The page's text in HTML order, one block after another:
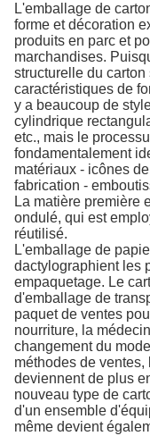
L'emballage de
forme et décoration
produits en parc et
marchandises.
structurelle du
caractéristiques de
y a beaucoup de
cylindrique
etc., mais le
fondamentalement
matériaux - icônes
fabrication -
La matière première
ondulé, qui est
réutilisé.
L'emballage de
dactylographient les
empaquetage. Le
d'emballage de
paquet de ventes
nourriture, la
changement du
méthodes de ventes,
deviennent de plus
nouveau type de
d'un ensemble
même devient